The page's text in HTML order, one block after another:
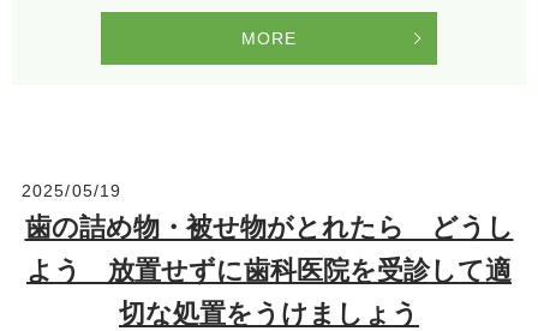
MORE
2025/05/19
歯の詰め物・被せ物がとれたら どうし
よう 放置せずに歯科医院を受診して適
切な処置をうけましょう